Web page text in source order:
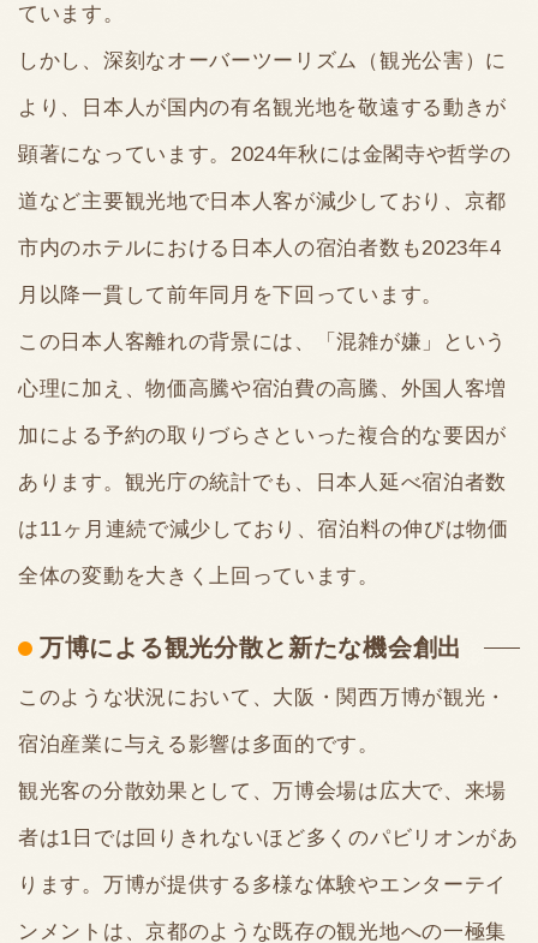
ています。
しかし、深刻なオーバーツーリズム（観光公害）に
より、日本人が国内の有名観光地を敬遠する動きが
顕著になっています。2024年秋には金閣寺や哲学の
道など主要観光地で日本人客が減少しており、京都
市内のホテルにおける日本人の宿泊者数も2023年4
月以降一貫して前年同月を下回っています。
この日本人客離れの背景には、「混雑が嫌」という
心理に加え、物価高騰や宿泊費の高騰、外国人客増
加による予約の取りづらさといった複合的な要因が
あります。観光庁の統計でも、日本人延べ宿泊者数
は11ヶ月連続で減少しており、宿泊料の伸びは物価
全体の変動を大きく上回っています。
万博による観光分散と新たな機会創出
このような状況において、大阪・関西万博が観光・
宿泊産業に与える影響は多面的です。
観光客の分散効果として、万博会場は広大で、来場
者は1日では回りきれないほど多くのパビリオンがあ
ります。万博が提供する多様な体験やエンターテイ
ンメントは、京都のような既存の観光地への一極集